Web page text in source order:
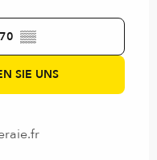
▒▒
SIE UNS